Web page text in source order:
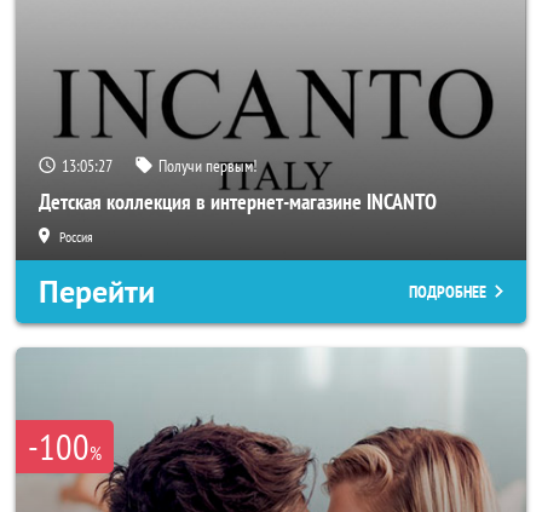
13:05:25 Получи первым!
Детская коллекция в интернет-магазине INCANTO
Россия
Перейти ПОДРОБНЕЕ
-100%